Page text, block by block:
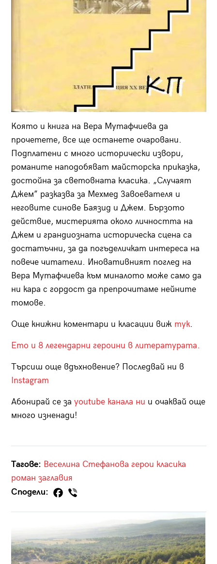
Която и книга на Вера Мутафчиева да
прочетете, все ще останете очаровани.
Подплатени с много исторически извори,
романите наподобяват майсторска приказка,
достойна за световната класика. „Случаят
Джем” разказва за Мехмед Завоевателя и
неговите синове Баязид и Джем. Бързото
действие, мистерията около личността на
Джем и грандиозната историческа сцена са
достатъчни, за да погъделичкат интереса на
повече читатели. Иновативният поглед на
Вера Мутафчиева към миналото може само да
ни кара с гордост да препрочитаме нейните
томове.
Още книжни коментари и класации виж тук.
Ето и 8 легендарни героини в литературата.
Търсиш още вдъхновение? Последвай ни в
Instagram
Абонирай се за youtube канала ни и очаквай още
много изненади!
Тагове: Веселина Стефанова герои класика
роман заглавия
Сподели: